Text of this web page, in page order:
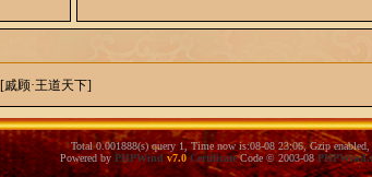
[戚顾·王道天下]
Total 0.001888(s) query 1, Time now is:08-08 23:06, Gzip enabled,
Powered by PHPWind v7.0 CertificateCode © 2003-08